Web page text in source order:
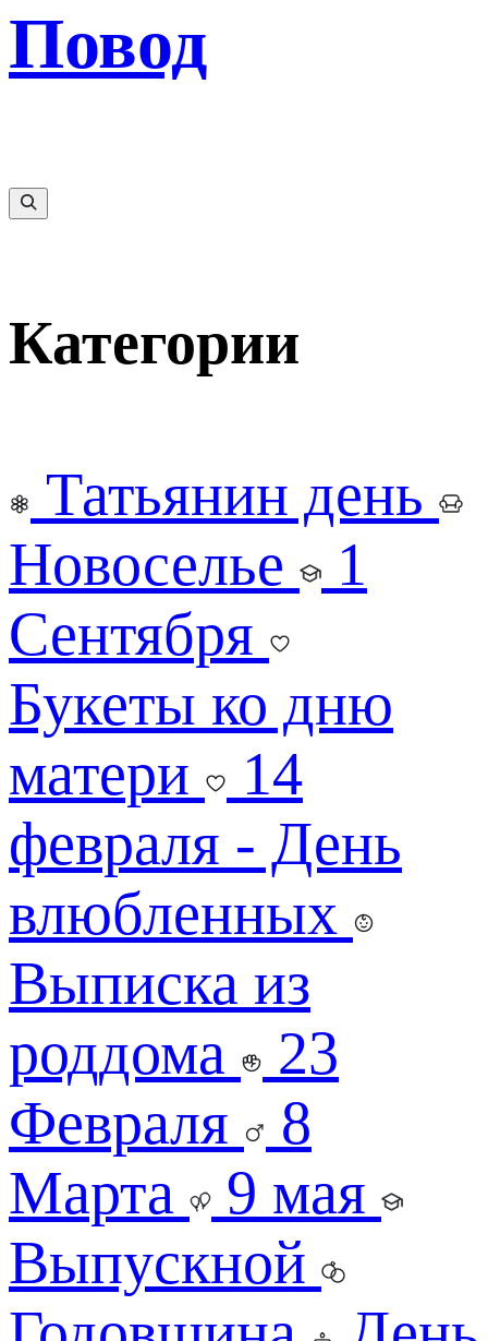
Повод
Категории
Татьянин день
Новоселье
1
Сентября
Букеты ко дню
матери
14
февраля - День
влюбленных
Выписка из
роддома
23
Февраля
8
Марта
9 мая
Выпускной